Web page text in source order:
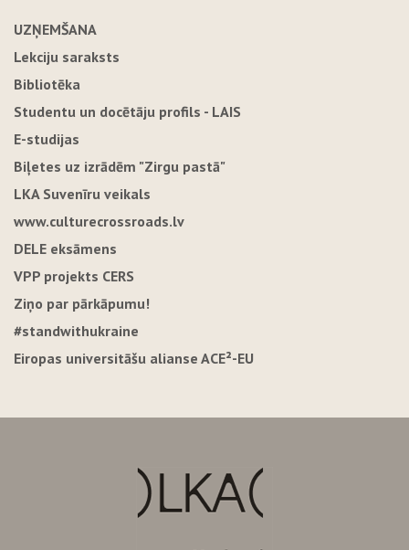
UZŅEMŠANA
Lekciju saraksts
Bibliotēka
Studentu un docētāju profils - LAIS
E-studijas
Biļetes uz izrādēm "Zirgu pastā"
LKA Suvenīru veikals
www.culturecrossroads.lv
DELE eksāmens
VPP projekts CERS
Ziņo par pārkāpumu!
#standwithukraine
Eiropas universitāšu alianse ACE²-EU